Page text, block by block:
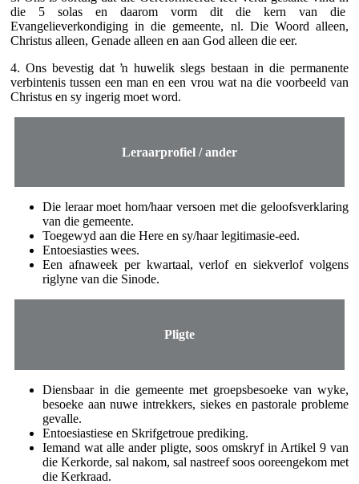
die 5 solas en daarom vorm dit die kern van die
Evangelieverkondiging in die gemeente, nl. Die Woord alleen,
Christus alleen, Genade alleen en aan God alleen die eer.
4. Ons bevestig dat ŉ huwelik slegs bestaan in die permanente
verbintenis tussen een man en een vrou wat na die voorbeeld van
Christus en sy ingerig moet word.
Leraarprofiel / ander
Die leraar moet hom/haar versoen met die geloofsverklaring
van die gemeente.
Toegewyd aan die Here en sy/haar legitimasie-eed.
Entoesiasties wees.
Een afnaweek per kwartaal, verlof en siekverlof volgens
riglyne van die Sinode.
Pligte
Diensbaar in die gemeente met groepsbesoeke van wyke,
besoeke aan nuwe intrekkers, siekes en pastorale probleme
gevalle.
Entoesiastiese en Skrifgetroue prediking.
Iemand wat alle ander pligte, soos omskryf in Artikel 9 van
die Kerkorde, sal nakom, sal nastreef soos ooreengekom met
die Kerkraad.